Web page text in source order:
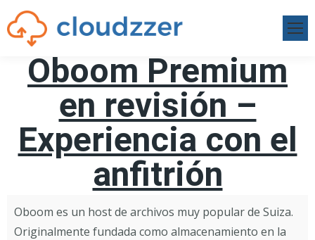
Oboom Premium
en revisión –
Experiencia con el
anfitrión
Oboom es un host de archivos muy popular de Suiza.
Originalmente fundada como almacenamiento en la